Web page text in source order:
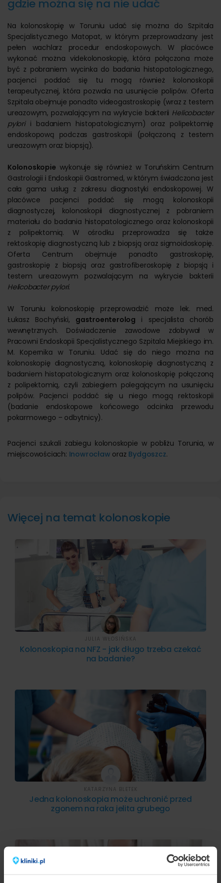
gdzie można się na nie udać
Na kolonoskopię w Toruniu udać się można do Szpitala
Specjalistycznego Matopat, w którym przeprowadzany jest
pełen wachlarz procedur endoskopowych. W placówce
wykonać można videkolonoskopię, która połączona może
być z pobraniem wycinka do badania histopatologicznego,
pacjenci poddać się tu mogą również kolonoskopii
terapeutycznej, która pozwala na usunięcie polipów. Oferta
Szpitala obejmuje ponadto videogastroskopię (wraz z testem
ureazowym, pozwalającym na wykrycie bakterii Helicobacter
pylorii badaniem histopatologicznym) oraz polipektomię
endoskopową podczas gastroskopii (połączoną z testem
ureazowym oraz biopsją).
Kolonoskopie wykonuje się również w Toruńskim Centrum
Gastrologii i Endoskopii Gastromed, w którym świadczona jest
cała gama usług z zakresu diagnostyki endoskopowej. W
placówce pacjenci poddać się mogą kolonoskopii
diagnostyczej, kolonoskopii diagnostycznej z pobraniem
materiału do badania histopatologicznego oraz kolonoskopii
z polipektomią. W ośrodku przeprowadza się także
rektoskopię diagnostyczną lub z biopsją oraz sigmoidoskopię.
Oferta Centrum obejmuje ponadto gastroskopię,
gastroskopię z biopsją oraz gastrofiberoskopię z biopsją i
testem ureazowym pozwalającym na wykrycie bakterii
Helicobacter pylori.
W Toruniu kolonoskopię przeprowadzić może lek. med.
Łukasz Bochyński, gastroenterolog i specjalista chorób
wewnętrznych. Doświadczenie zawodowe zdobywał w
Pracowni Endoskopii Specjalistycznego Szpitala Miejskiego im.
M. Kopernika w Toruniu. Udać się do niego można na
kolonoskopię diagnostyczną, kolonoskopię diagnostyczną z
badaniem histopatologicznym oraz kolonoskopię połączoną
z polipektomią, czyli zabiegiem polegającym na usunięciu
polipów. Pacjenci poddać się u niego mogą rektoskopii
(badanie endoskopowe końcowego odcinka przewodu
pokarmowego – odbytnicy).
Pacjenci szukali zabiegu kolonoskopie w pobliżu Torunia, w
miejscowościach: Inowrocław oraz Bydgoszcz.
Więcej na temat kolonoskopie
Kolonoskopia na NFZ - jak długo trzeba czekać
na badanie?
JULIA WŁOSIŃSKA
Jedna kolonoskopia może uchronić przed
zgonem na raka jelita grubego
KATARZYNA BLETEK